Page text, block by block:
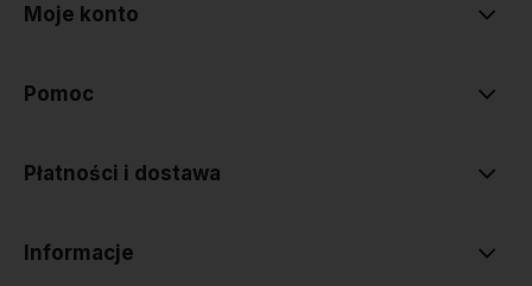
Moje konto
Pomoc
Płatności i dostawa
Informacje